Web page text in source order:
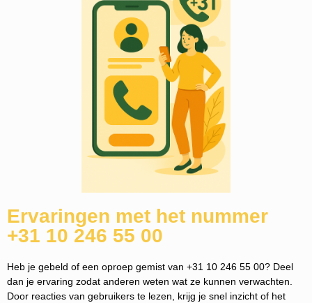
Ervaringen met het nummer
+31 10 246 55 00
Heb je gebeld of een oproep gemist van +31 10 246 55 00? Deel
dan je ervaring zodat anderen weten wat ze kunnen verwachten.
Door reacties van gebruikers te lezen, krijg je snel inzicht of het